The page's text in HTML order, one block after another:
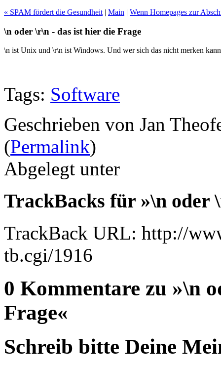
« SPAM fördert die Gesundheit | Main | Wenn Homepages zur
\n oder \r\n - das ist hier die Frage
\n ist Unix und \r\n ist Windows. Und wer sich das nicht merken
Tags: Software
Geschrieben von Jan
(Permalink)
Abgelegt unter
TrackBacks für »\n oder
TrackBack URL: http://
tb.cgi/1916
0 Kommentare zu »\n
Frage«
Schreib bitte Deine